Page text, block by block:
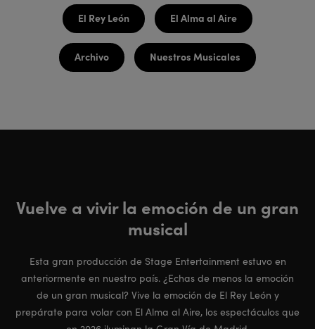
El Rey León El Alma al Aire
Archivo Nuestros Musicales
Vuelve a vivir la emoción de un gran
musical
Esta gran producción de Stage Entertainment estuvo en
anteriormente en nuestro país. ¿Echas de menos la emoción
de un gran musical? Vive la emoción de El Rey León y
prepárate para volar con El Alma al Aire, los espectáculos que